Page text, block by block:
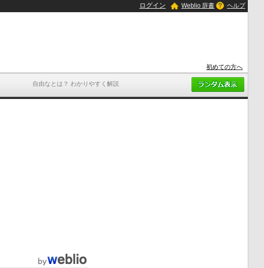
自由なとは？ わかりやすく解説
ログイン Weblio 辞書 ヘルプ
初めての方へ